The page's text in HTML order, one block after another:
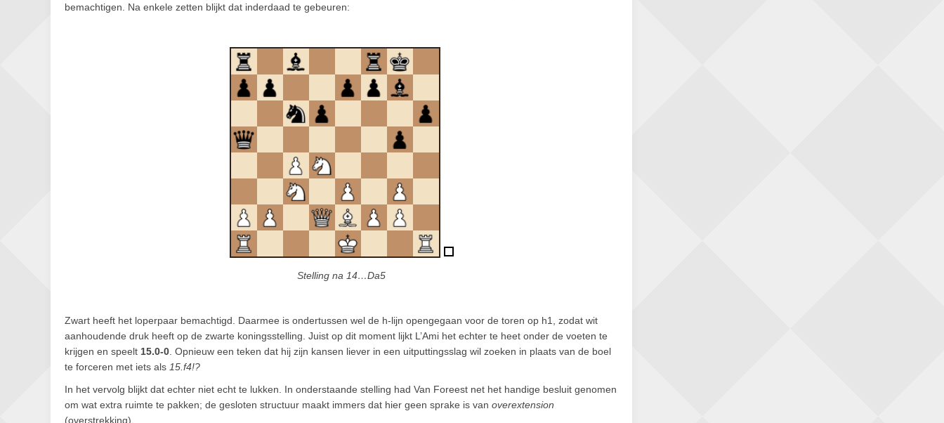
bemachtigen. Na enkele zetten blijkt dat inderdaad te gebeuren:
Stelling na 14…Da5
Zwart heeft het loperpaar bemachtigd. Daarmee is ondertussen wel de h-lijn opengegaan voor de toren op h1, zodat wit
aanhoudende druk heeft op de zwarte koningsstelling. Juist op dit moment lijkt L’Ami het echter te heet onder de voeten te
krijgen en speelt 15.0-0 . Opnieuw een teken dat hij zijn kansen liever in een uitputtingsslag wil zoeken in plaats van de boel
te forceren met iets als 15.f4!?
In het vervolg blijkt dat echter niet echt te lukken. In onderstaande stelling had Van Foreest net het handige besluit genomen
om wat extra ruimte te pakken; de gesloten structuur maakt immers dat hier geen sprake is van overextension
(overstrekking).